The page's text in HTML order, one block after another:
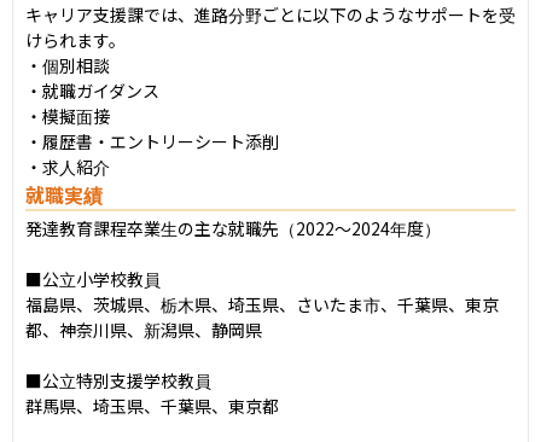
キャリア支援課では、進路分野ごとに以下のようなサポートを受
けられます。
・個別相談
・就職ガイダンス
・模擬面接
・履歴書・エントリーシート添削
・求人紹介
就職実績
発達教育課程卒業生の主な就職先（2022〜2024年度）
■公立小学校教員
福島県、茨城県、栃木県、埼玉県、さいたま市、千葉県、東京
都、神奈川県、新潟県、静岡県
■公立特別支援学校教員
群馬県、埼玉県、千葉県、東京都